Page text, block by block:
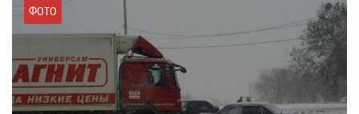
ФОТО